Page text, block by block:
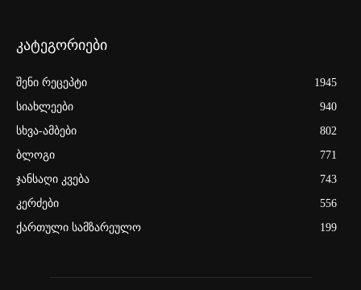
კატეგორიები
შენი რეცეპტი
1945
სიახლეები
940
სხვა-ამბები
802
ბლოგი
771
ჯანსაღი კვება
743
კერძები
556
ქართული სამზარეულო
199